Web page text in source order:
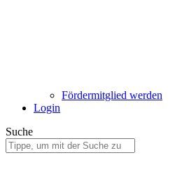
Fördermitglied werden
Login
Suche